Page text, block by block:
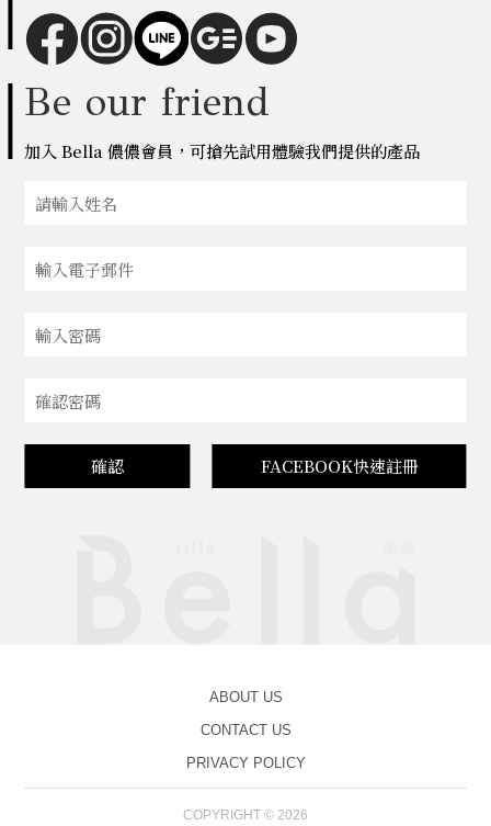
Be our friend
加入 Bella 儂儂會員，可搶先試用體驗我們提供的產品
確認 FACEBOOK快速註冊
ABOUT US
CONTACT US
PRIVACY POLICY
COPYRIGHT © 2026